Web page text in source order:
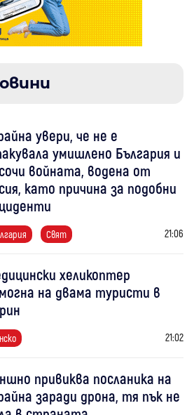
увери, че не е
умишлено България и
войната, водена от
като причина за подобни
Свят 21:06
хеликоптер
на двама туристи в
21:02
привиква посланика на
заради дрона, тя пък не